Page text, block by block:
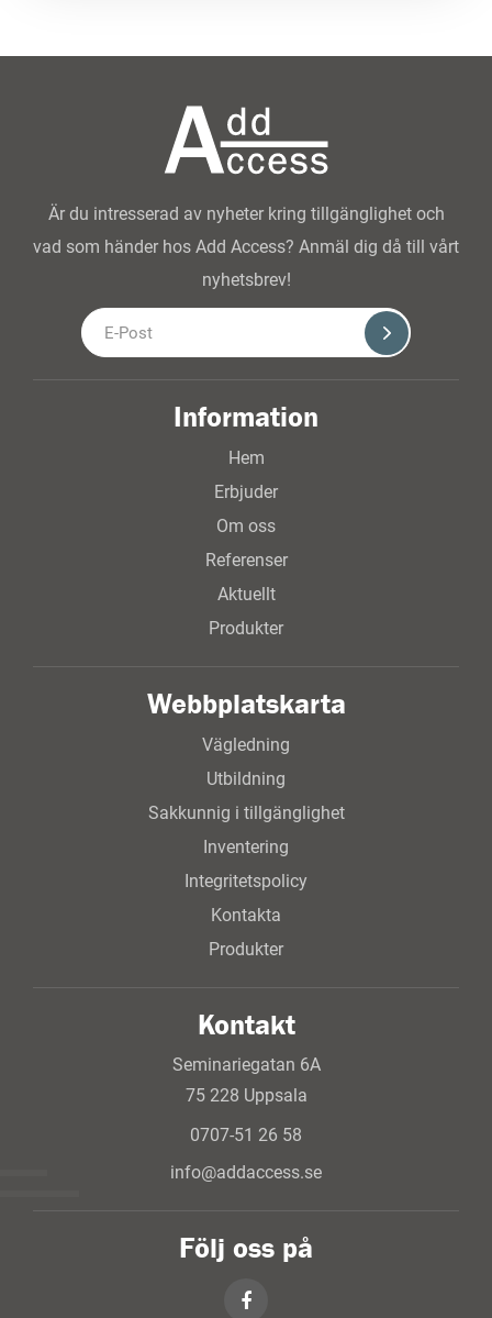
Är du intresserad av nyheter kring tillgänglighet och
vad som händer hos Add Access? Anmäl dig då till vårt
nyhetsbrev!
Information
Hem
Erbjuder
Om oss
Referenser
Aktuellt
Produkter
Webbplatskarta
Vägledning
Utbildning
Sakkunnig i tillgänglighet
Inventering
Integritetspolicy
Kontakta
Produkter
Kontakt
Seminariegatan 6A
75 228 Uppsala
0707-51 26 58
info@addaccess.se
Följ oss på